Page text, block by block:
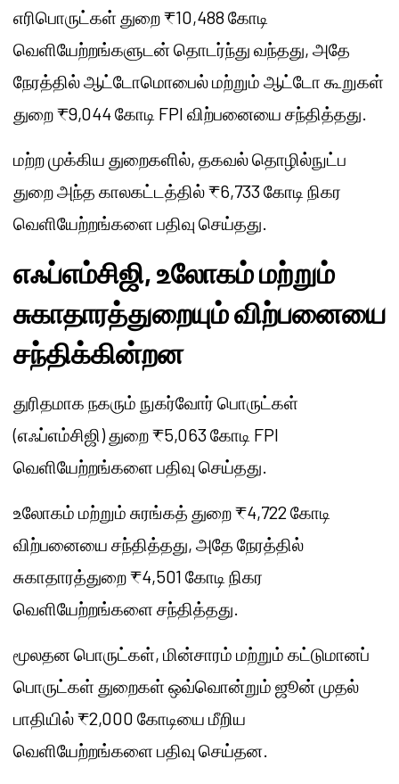
எரிபொருட்கள் துறை ₹10,488 கோடி
வெளியேற்றங்களுடன் தொடர்ந்து வந்தது, அதே
நேரத்தில் ஆட்டோமொபைல் மற்றும் ஆட்டோ கூறுகள்
துறை ₹9,044 கோடி FPI விற்பனையை சந்தித்தது.
மற்ற முக்கிய துறைகளில், தகவல் தொழில்நுட்ப
துறை அந்த காலகட்டத்தில் ₹6,733 கோடி நிகர
வெளியேற்றங்களை பதிவு செய்தது.
எஃப்எம்சிஜி, உலோகம் மற்றும்
சுகாதாரத்துறையும் விற்பனையை
சந்திக்கின்றன
துரிதமாக நகரும் நுகர்வோர் பொருட்கள்
(எஃப்எம்சிஜி) துறை ₹5,063 கோடி FPI
வெளியேற்றங்களை பதிவு செய்தது.
உலோகம் மற்றும் சுரங்கத் துறை ₹4,722 கோடி
விற்பனையை சந்தித்தது, அதே நேரத்தில்
சுகாதாரத்துறை ₹4,501 கோடி நிகர
வெளியேற்றங்களை சந்தித்தது.
மூலதன பொருட்கள், மின்சாரம் மற்றும் கட்டுமானப்
பொருட்கள் துறைகள் ஒவ்வொன்றும் ஜூன் முதல்
பாதியில் ₹2,000 கோடியை மீறிய
வெளியேற்றங்களை பதிவு செய்தன.